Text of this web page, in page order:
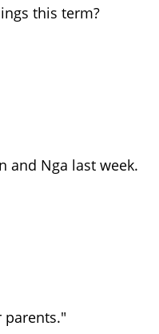
this term?
and Nga last week.
parents."